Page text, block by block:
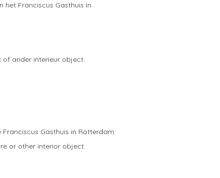
het Franciscus Gasthuis in
of ander interieur object.
Gasthuis in Rotterdam.
or other interior object.